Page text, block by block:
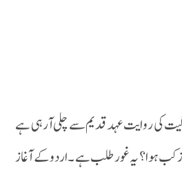
کی روایت عہد قدیم سے چلی آرہی ہے
کب ہوا ؟ یہ غور طلب ہے ۔اردو کے آغاز